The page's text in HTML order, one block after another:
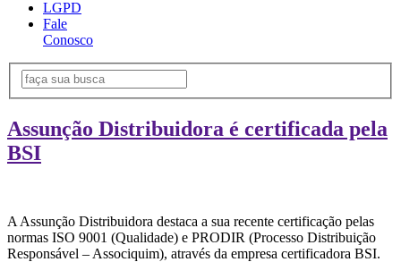
LGPD
Fale
Conosco
Assunção Distribuidora é certificada pela
BSI
A Assunção Distribuidora destaca a sua recente certificação pelas
normas ISO 9001 (Qualidade) e PRODIR (Processo Distribuição
Responsável – Associquim), através da empresa certificadora BSI.